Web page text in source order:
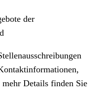
der
mehr Details finden Sie